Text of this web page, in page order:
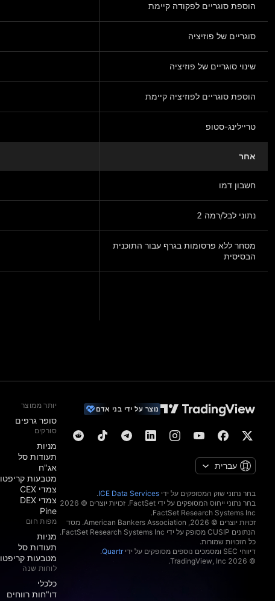
הוספת סוגריים לפקודה קיימת
סוגריים של פוזיציה
שינוי סוגריים של פוזיציה
הוספת סוגריים לפוזיציה קיימת
טריילינג-סטופ
אחר
חשבון דמו
נתוני לבל/רמה 2
מסחר ללא פרסומות בגרף עבור התוכנית
הבסיסית
נוצר על ידי בני אדם
עברית
בחר נתוני שוק המסופקים על ידי ICE Data Services
.
בחר נתוני ייחוס המסופקים על ידי FactSet. זכויות יוצרים © 2026
זכויות יוצרים © 2026, ‏American Bankers Association. מסד
הנתונים CUSIP מסופק על ידי FactSet Research Systems Inc.
כל הזכויות שמורות.
דיווחי SEC ומסמכים נוספים מסופקים על ידי
Quartr
.
© 2026 ‏TradingView, Inc.‏
יותר ממוצר
סופר גרפים
סורקים
מניות‏
תעודות סל
אג"ח
מטבעות קריפטו
צמדי CEX
צמדי DEX
Pine
מפות חום
מניות‏
תעודות סל
מטבעות קריפטו
לוחות שנה
כלכלי
דו"חות רווחים